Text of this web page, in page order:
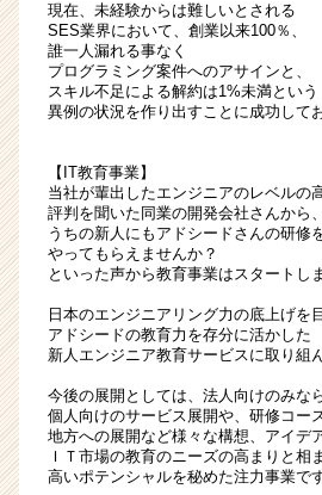
ト
が
届
く
就
イ
ト
チ
ア
ャ
リ
ア
（CheerCareer
現在、未経験からは難しいとされる
SES業界において、創業以来100％、
誰一人漏れる事なく
プログラミング案件へのアサインと、
スキル不足による解約は1%未満という
異例の状況を作り出すことに成功して
【IT教育事業】
当社が輩出したエンジニアのレベルの
評判を聞いた同業の開発会社さんから、
うちの新人にもアドシードさんの研修
やってもらえませんか？
といった声から教育事業はスタートし
日本のエンジニアリング力の底上げを
アドシードの教育力を存分に活かした
新人エンジニア教育サービスに取り組
今後の展開としては、法人向けのみなら
個人向けのサービス展開や、研修コー
地方への展開など様々な構想、アイデ
ＩＴ市場の教育のニーズの高まりと相
高いポテンシャルを秘めた注力事業です